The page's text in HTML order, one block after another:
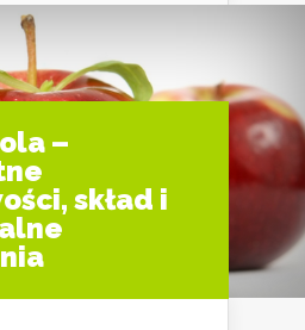
–
skład i